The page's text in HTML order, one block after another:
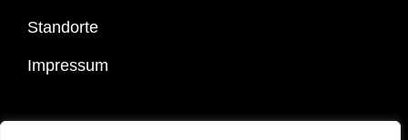
Standorte
Impressum